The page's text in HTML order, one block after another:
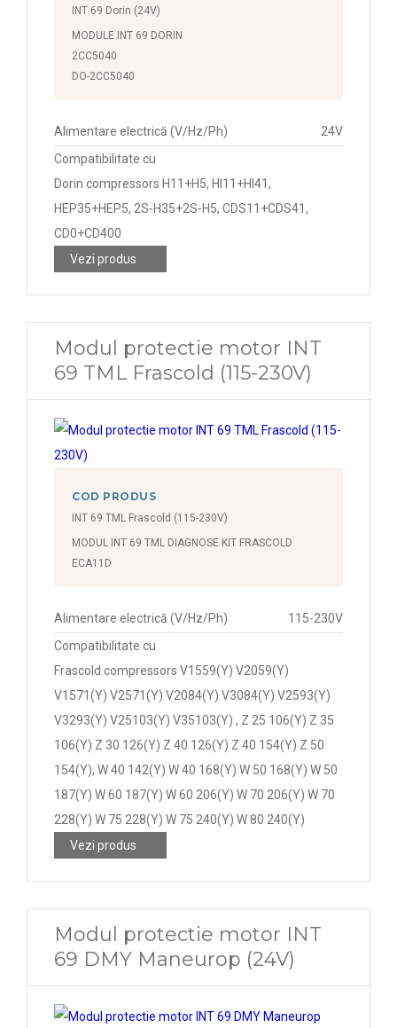
INT 69 Dorin (24V)
MODULE INT 69 DORIN
2CC5040
DO-2CC5040
Alimentare electrică (V/Hz/Ph)
24V
Compatibilitate cu
Dorin compressors H11+H5, HI11+HI41,
HEP35+HEP5, 2S-H35+2S-H5, CDS11+CDS41,
CD0+CD400
Vezi produs
Modul protectie motor INT
69 TML Frascold (115-230V)
COD PRODUS
INT 69 TML Frascold (115-230V)
MODUL INT 69 TML DIAGNOSE KIT FRASCOLD
ECA11D
Alimentare electrică (V/Hz/Ph)
115-230V
Compatibilitate cu
Frascold compressors V1559(Y) V2059(Y)
V1571(Y) V2571(Y) V2084(Y) V3084(Y) V2593(Y)
V3293(Y) V25103(Y) V35103(Y) , Z 25 106(Y) Z 35
106(Y) Z 30 126(Y) Z 40 126(Y) Z 40 154(Y) Z 50
154(Y), W 40 142(Y) W 40 168(Y) W 50 168(Y) W 50
187(Y) W 60 187(Y) W 60 206(Y) W 70 206(Y) W 70
228(Y) W 75 228(Y) W 75 240(Y) W 80 240(Y)
Vezi produs
Modul protectie motor INT
69 DMY Maneurop (24V)